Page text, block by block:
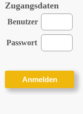
Zugangsdaten
Benutzer
Passwort